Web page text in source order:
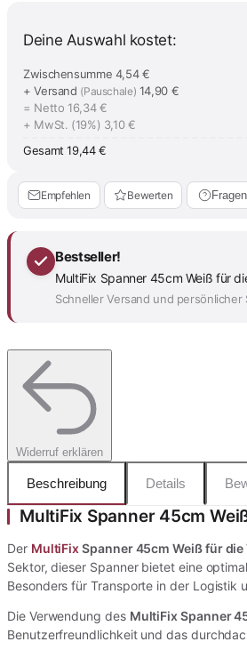
Deine Auswahl kostet:
Zwischensumme 4,54 €
+ Versand (Pauschale) 14,90 €
= Netto 16,34 €
+ MwSt. (19%) 3,10 €
Gesamt 19,44 €
Empfehlen Bewerten Fragen
Bestseller!
MultiFix Spanner 45cm Weiß für
Schneller Versand und persönlicher
Widerruf erklären
Beschreibung Details
MultiFix Spanner 45cm
Der MultiFixSpanner 45cm Weiß für
Sektor, dieser Spanner bietet eine
Besonders für Transporte in der Logistik
Die Verwendung des MultiFix Spanner
Benutzerfreundlichkeit und das